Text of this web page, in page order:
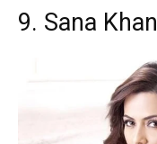
9. Sana Khan